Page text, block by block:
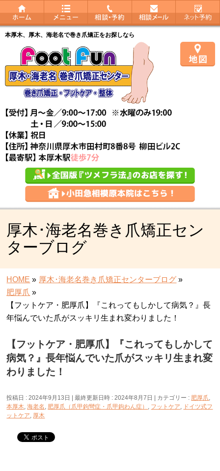
本厚木、厚木、海老名で巻き爪矯正をお探しなら
厚木･海老名巻き爪矯正セン
ターブログ
HOME » 厚木･海老名巻き爪矯正センターブログ »
肥厚爪 »
【フットケア・肥厚爪】『これってもしかして病気？』長
年悩んでいた爪がスッキリ生まれ変わりました！
【フットケア・肥厚爪】『これってもしかして
病気？』長年悩んでいた爪がスッキリ生まれ変
わりました！
投稿日 : 2024年9月13日 最終更新日時 : 2024年8月7日 カテゴリー : 肥厚爪,
本厚木,海老名 , 肥厚爪（爪甲鉤彎症・爪甲鉤わん症） , フットケア, ドイツ式フ
ットケア, 厚木